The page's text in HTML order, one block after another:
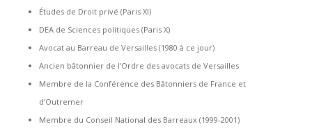
Études de Droit privé (Paris XI)
DEA de Sciences politiques (Paris X)
Avocat au Barreau de Versailles (1980 à ce jour)
Ancien bâtonnier de l’Ordre des avocats de Versailles
Membre de la Conférence des Bâtonniers de France et
d’Outremer
Membre du Conseil National des Barreaux (1999-2001)